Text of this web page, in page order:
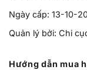
Ngày cấp: 13-10-
Quản lý bởi: Chi
Hướng dẫn mua